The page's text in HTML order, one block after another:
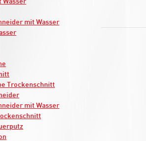
Wasser
mit Wasser
Trockenschnitt
mit Wasser